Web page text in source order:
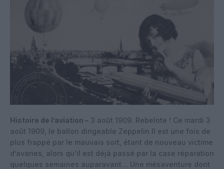
Histoire de l’aviation – 3 août 1909. Rebelote ! Ce mardi 3
août 1909, le ballon dirigeable Zeppelin II est une fois de
plus frappé par le mauvais sort, étant de nouveau victime
d’avaries, alors qu’il est déjà passé par la case réparation
quelques semaines auparavant… Une mésaventure dont